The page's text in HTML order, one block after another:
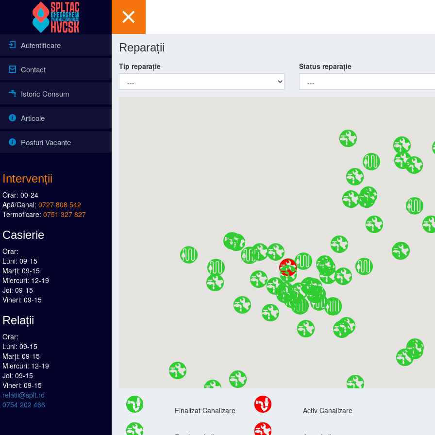
Autentificare
Contact
Istoric Consum
Articole
Posturi Vacante
Intervenții
Orar: 00-24
Apă/Canal: 0727 808 542
Termoficare: 0751 327 827
Casierie
Orar:
Luni: 09-15
Marți: 09-15
Miercuri: 12-19
Joi: 09-15
Vineri: 09-15
Relații
Orar:
Luni: 09-15
Marți: 09-15
Miercuri: 12-19
Joi: 09-15
Vineri: 09-15
relatii@splt.ro
0754 202 466
Reparații
Tip reparație Status reparație
Finalizat Canalizare Activ Canalizare